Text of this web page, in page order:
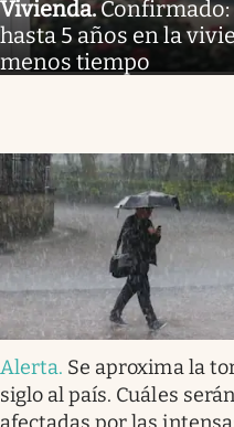
Vivienda.
hasta 5 años en la
menos tiempo
Alerta. Se aproxima la
siglo al país. Cuáles
afectadas por las